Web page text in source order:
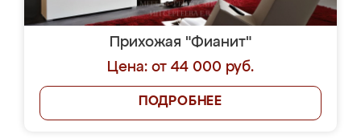
Прихожая "Фианит"
Цена: от 44 000 руб.
ПОДРОБНЕЕ